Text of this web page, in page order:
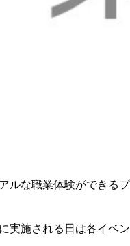
ルな職業体験ができるプ
実施される日は各イベン